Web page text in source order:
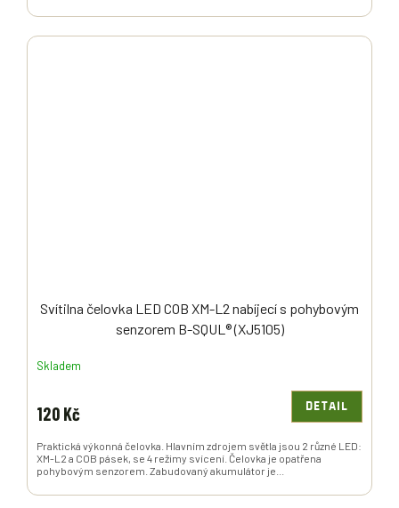
Svítilna čelovka LED COB XM-L2 nabíjecí s pohybovým
senzorem B-SQUL® (XJ5105)
Skladem
120 Kč DETAIL
Praktická výkonná čelovka. Hlavním zdrojem světla jsou 2 různé LED:
XM-L2 a COB pásek, se 4 režimy svícení. Čelovka je opatřena
pohybovým senzorem. Zabudovaný akumulátor je...